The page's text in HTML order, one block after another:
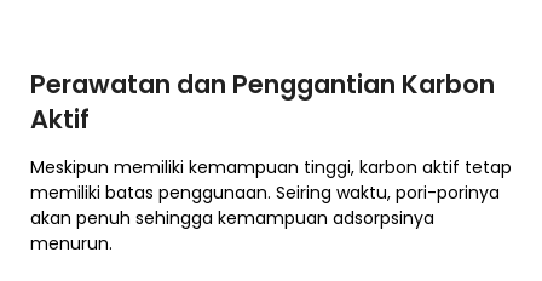
Perawatan dan Penggantian Karbon
Aktif
Meskipun memiliki kemampuan tinggi, karbon aktif tetap
memiliki batas penggunaan. Seiring waktu, pori-porinya
akan penuh sehingga kemampuan adsorpsinya
menurun.